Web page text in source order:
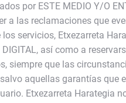
por ESTE MEDIO Y/O
a las reclamaciones que
servicios, Etxezarreta
así como a
siempre que las
aquellas garantías que
Etxezarreta Harategia